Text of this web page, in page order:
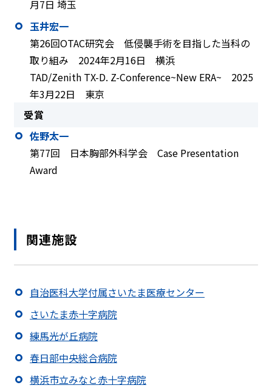
月7日 埼玉
玉井宏一
第26回OTAC研究会 低侵襲手術を目指した当科の
取り組み 2024年2月16日 横浜
TAD/Zenith TX-D. Z-Conference~New ERA~ 2025
年3月22日 東京
受賞
佐野太一
第77回 日本胸部外科学会 Case Presentation
Award
関連施設
自治医科大学付属さいたま医療センター
さいたま赤十字病院
練馬光が丘病院
春日部中央総合病院
横浜市立みなと赤十字病院